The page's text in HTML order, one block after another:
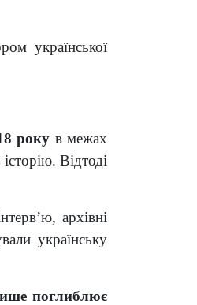
української
року в межах
Відтоді
архівні
українську
поглиблює